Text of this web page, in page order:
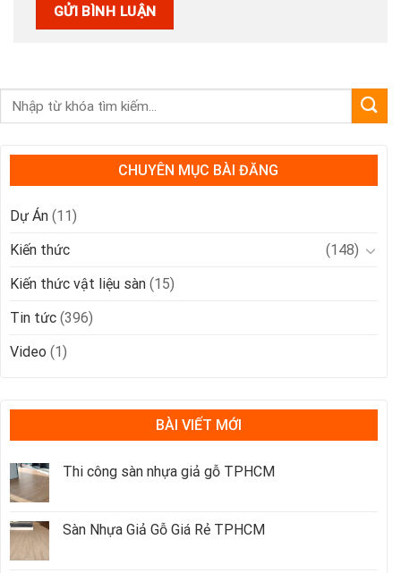
CHUYÊN MỤC BÀI ĐĂNG
Dự Án (11)
Kiến thức
(148)
Kiến thức vật liệu sàn (15)
Tin tức (396)
Video (1)
BÀI VIẾT MỚI
Thi công sàn nhựa giả gỗ TPHCM
Sàn Nhựa Giả Gỗ Giá Rẻ TPHCM